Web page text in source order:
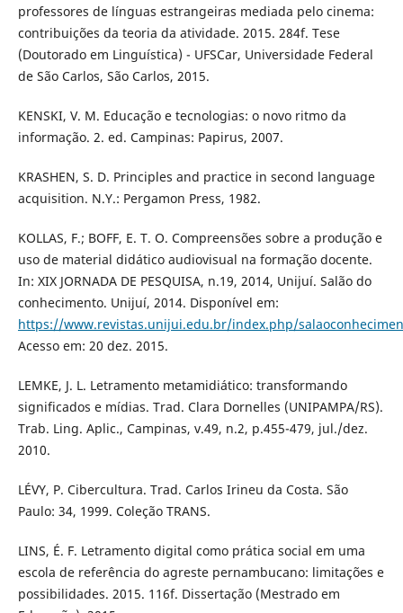
professores de línguas estrangeiras mediada pelo cinema:
contribuições da teoria da atividade. 2015. 284f. Tese
(Doutorado em Linguística) - UFSCar, Universidade Federal
de São Carlos, São Carlos, 2015.
KENSKI, V. M. Educação e tecnologias: o novo ritmo da
informação. 2. ed. Campinas: Papirus, 2007.
KRASHEN, S. D. Principles and practice in second language
acquisition. N.Y.: Pergamon Press, 1982.
KOLLAS, F.; BOFF, E. T. O. Compreensões sobre a produção e
uso de material didático audiovisual na formação docente.
In: XIX JORNADA DE PESQUISA, n.19, 2014, Unijuí. Salão do
conhecimento. Unijuí, 2014. Disponível em:
https://www.revistas.unijui.edu.br/index.php/
Acesso em: 20 dez. 2015.
LEMKE, J. L. Letramento metamidiático: transformando
significados e mídias. Trad. Clara Dornelles (UNIPAMPA/RS).
Trab. Ling. Aplic., Campinas, v.49, n.2, p.455-479, jul./dez.
2010.
LÉVY, P. Cibercultura. Trad. Carlos Irineu da Costa. São
Paulo: 34, 1999. Coleção TRANS.
LINS, É. F. Letramento digital como prática social em uma
escola de referência do agreste pernambucano: limitações e
possibilidades. 2015. 116f. Dissertação (Mestrado em